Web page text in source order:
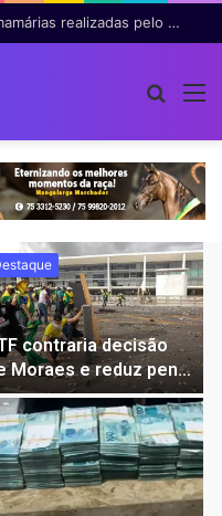
Número de cirurgias plásticas mamárias realizadas pelo SUS cresce 54% em dez anos
contraria decisão
Moraes e reduz pena
condenada pelos
de 8 de janeiro